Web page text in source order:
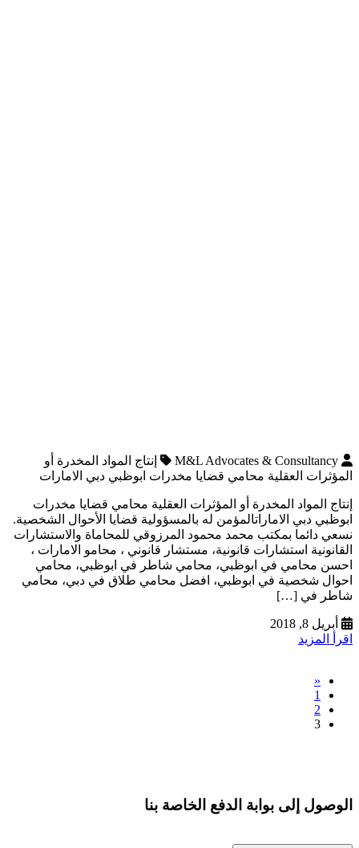
M&L Advocates & Consultancy
إنتاج المواد المخدرة أو
المؤثرات العقلية محامي قضايا مخدرات ابوظبي دبي الامارات
إنتاج المواد المخدرة أو المؤثرات العقلية محامي قضايا مخدرات
ابوظبي دبي الاماراتالمؤمن له بالمسؤولية قضايا الأحوال الشخصية.
نسعي دائما بمكتب محمد محمود المرزوقي للمحاماة والاستشارات
القانونية استشارات قانونية، مستشار قانوني ، محامو الامارات ،
احسن محامي في ابوظبي، محامي شاطر في ابوظبي، محامي
احوال شخصية في ابوظبي، افضل محامي طلاق في دبي، محامي
شاطر في […]
أبريل 8, 2018
اقرأ المزيد
«
1
2
3
الوصول إلى بوابة الدفع الخاصة بنا